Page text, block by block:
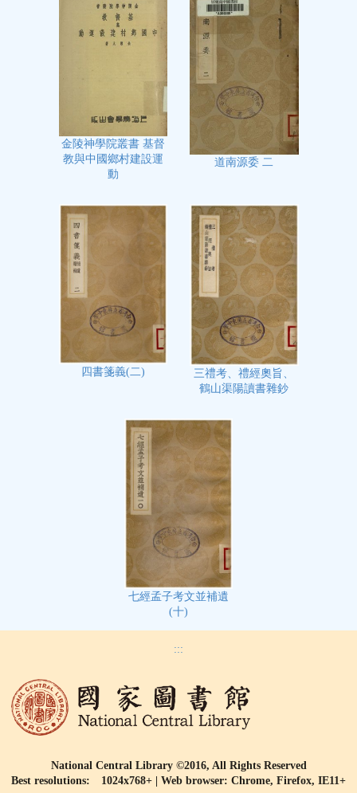
金陵神學院叢書 基督
教與中國鄉村建設運
動
道南源委 二
四書箋義(二)
三禮考、禮經奧旨、
鶴山渠陽讀書雜鈔
七經孟子考文並補遺
(十)
:::
National Central Library ©2016, All Rights Reserved
Best resolutions: 1024x768+ | Web browser: Chrome, Firefox, IE11+